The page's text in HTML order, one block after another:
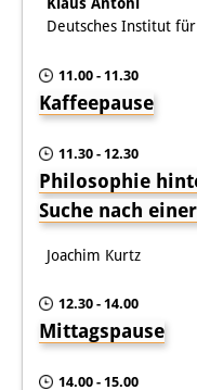
Deutsches Institut für
11.00 - 11.30
Kaffeepause
11.30 - 12.30
Philosophie
Suche nach
Joachim Kurtz
12.30 - 14.00
Mittagspause
14.00 - 15.00